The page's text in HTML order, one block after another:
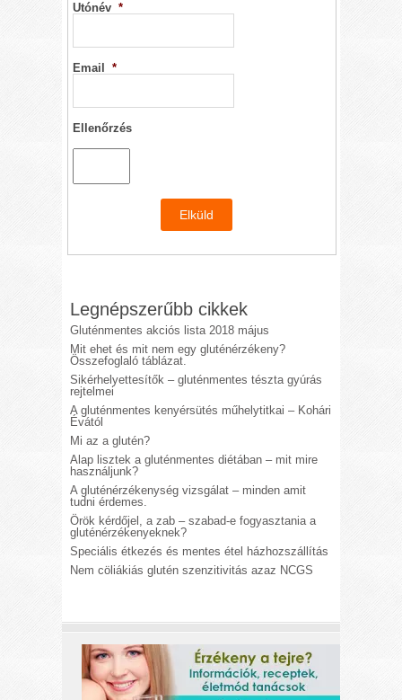
Utónév *
Email *
Ellenőrzés
Legnépszerűbb cikkek
Gluténmentes akciós lista 2018 május
Mit ehet és mit nem egy gluténérzékeny?
Összefoglaló táblázat.
Sikérhelyettesítők – gluténmentes tészta gyúrás
rejtelmei
A gluténmentes kenyérsütés műhelytitkai – Kohári
Évától
Mi az a glutén?
Alap lisztek a gluténmentes diétában – mit mire
használjunk?
A gluténérzékenység vizsgálat – minden amit
tudni érdemes.
Örök kérdőjel, a zab – szabad-e fogyasztania a
gluténérzékenyeknek?
Speciális étkezés és mentes étel házhozszállítás
Nem cöliákiás glutén szenzitivitás azaz NCGS